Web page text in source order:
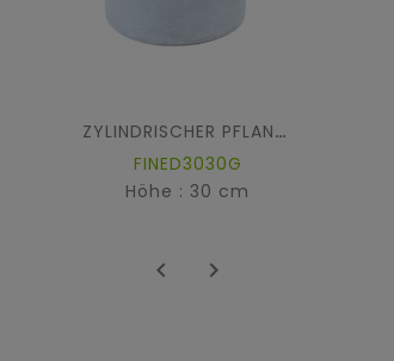
ZYLINDRISCHER PFLANZTOPF FIBER
FINED3030G
Höhe : 30 cm
 